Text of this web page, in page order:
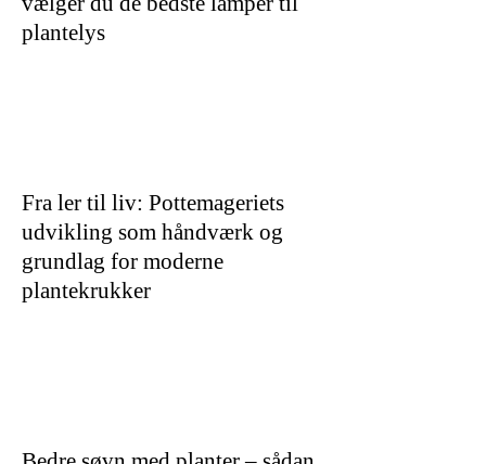
plantelys
Fra ler til liv: Pottemageriets
udvikling som håndværk og
grundlag for moderne
plantekrukker